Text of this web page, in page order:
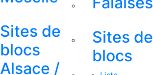
Sites de
blocs
Alsace /
Sites de
blocs